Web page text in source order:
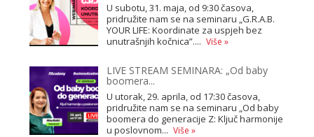
U subotu, 31. maja, od 9:30 časova,
pridružite nam se na seminaru „G.R.A.B.
YOUR LIFE: Koordinate za uspjeh bez
unutrašnjih kočnica”.... Više »
LIVE STREAM SEMINARA: „Od baby
boomera...
U utorak, 29. aprila, od 17:30 časova,
pridružite nam se na seminaru „Od baby
boomera do generacije Z: Ključ harmonije
u poslovnom... Više »